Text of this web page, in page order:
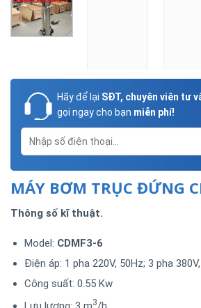
Hãy để lại SĐT, chuyên viên tư
gọi ngay cho bạn miễn phí!
MÁY BƠM TRỤC ĐỨNG
Thông số kĩ thuật.
Model: CDMF3-6
Điện áp: 1 pha 220V, 50Hz; 3 pha
Công suất: 0.55 Kw
3